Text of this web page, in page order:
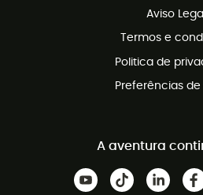
Aviso Legal
Termos e
Politica de
Preferências
A aventura